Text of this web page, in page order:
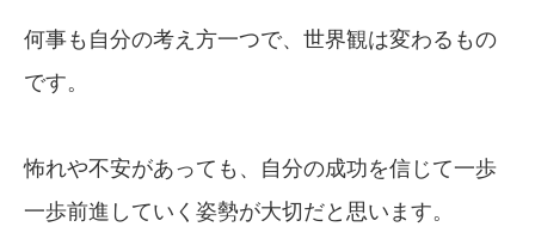
何事も自分の考え方一つで、世界観は変わるもの
です。
怖れや不安があっても、自分の成功を信じて一歩
一歩前進していく姿勢が大切だと思います。